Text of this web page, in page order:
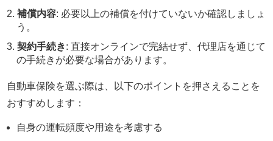
補償内容: 必要以上の補償を付けていないか確認しましょ
う。
契約手続き: 直接オンラインで完結せず、代理店を通じて
の手続きが必要な場合があります。
自動車保険を選ぶ際は、以下のポイントを押さえることを
おすすめします：
自身の運転頻度や用途を考慮する